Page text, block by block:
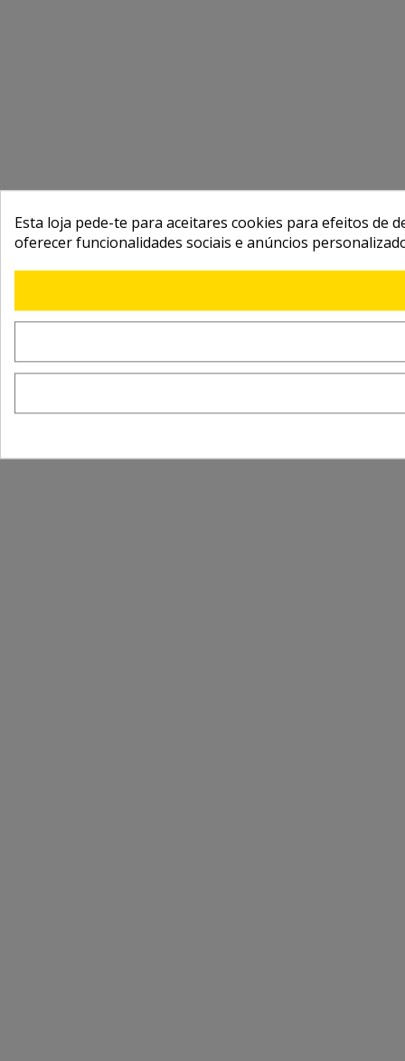
Esta loja pede-te para aceitares cookies para efeitos de
oferecer funcionalidades sociais e anúncios